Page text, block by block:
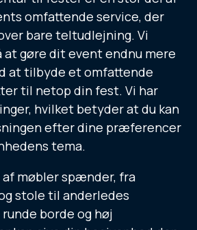
omfattende service, der
bare teltudlejning. Vi
gøre dit event endnu mere
at tilbyde et omfattende
til netop din fest. Vi har
hvilket betyder at du kan
efter dine præferencer
tema.
møbler spænder, fra
stole til anderledes
borde og høj